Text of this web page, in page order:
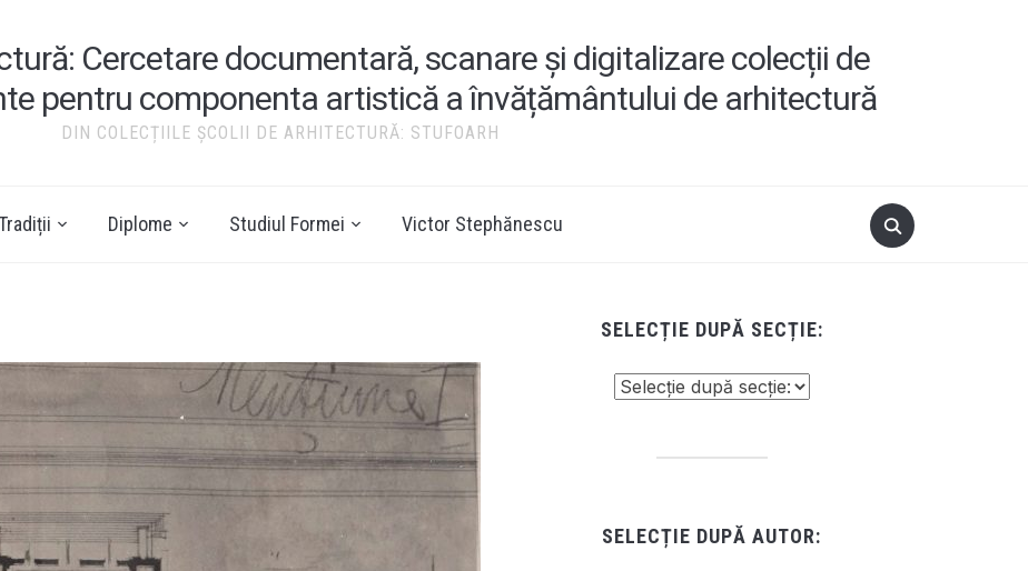
Cercetare documentară, scanare și digitalizare colecții de
pentru componenta artistică a învățământului de arhitectură
DIN COLECȚIILE ȘCOLII DE ARHITECTURĂ: STUFOARH
Diplome Studiul Formei Victor Stephănescu
SELECȚIE DUPĂ SECȚIE:
SELECȚIE DUPĂ AUTOR: